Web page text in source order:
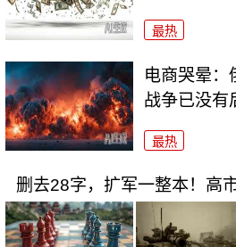
最热
电商哭晕：
战争已没有
最热
删去28字，扩军一整本！高